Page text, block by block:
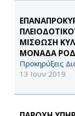
ΜΙΣΘΩΣΗ
ΜΟΝΑΔΑ
Προκηρύξεις
13 Ιουν 2019